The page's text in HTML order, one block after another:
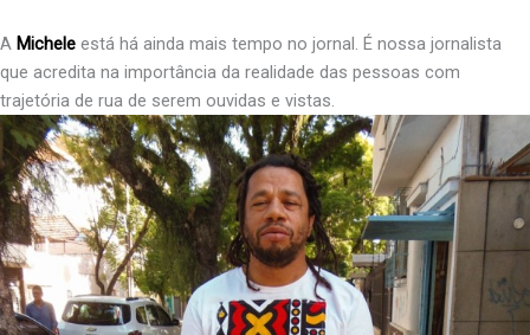
A Michele está há ainda mais tempo no jornal. É nossa jornalista
que acredita na importância da realidade das pessoas com
trajetória de rua de serem ouvidas e vistas.